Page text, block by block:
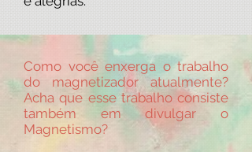
Como você enxerga o trabalho
do magnetizador atualmente?
Acha que esse trabalho consiste
também em divulgar o
Magnetismo?